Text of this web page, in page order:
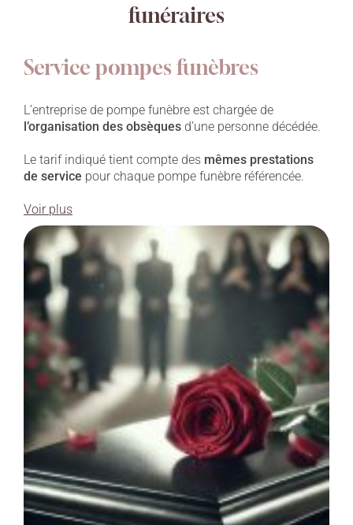
funéraires
Service pompes funèbres
L’entreprise de pompe funèbre est chargée de
l’organisation des obsèques d’une personne décédée.
Le tarif indiqué tient compte des mêmes prestations
de service pour chaque pompe funèbre référencée.
Voir plus